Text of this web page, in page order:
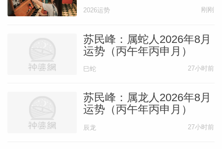
2026运势 刚刚
苏民峰：属蛇人2026年8月
运势（丙午年丙申月）
巳蛇 27小时前
苏民峰：属龙人2026年8月
运势（丙午年丙申月）
辰龙 27小时前